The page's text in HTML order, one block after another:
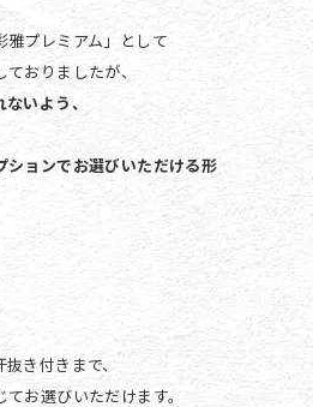
雅プレミアム」として
おりましたが、
いよう、
ションでお選びいただける形
き付きまで、
お選びいただけます。